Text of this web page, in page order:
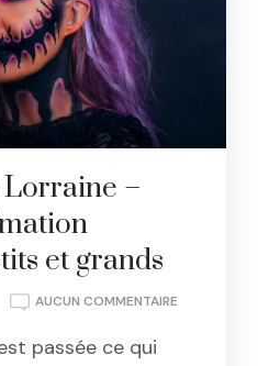
–
et grands
AUCUN COMMENTAIRE
passée ce qui